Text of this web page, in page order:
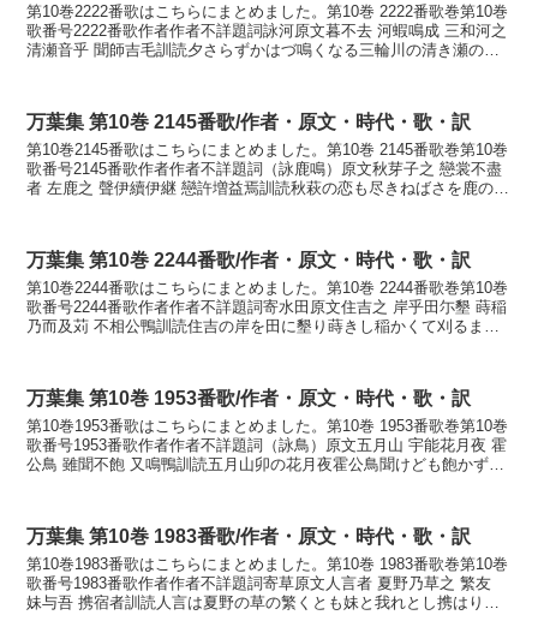
第10巻2222番歌はこちらにまとめました。第10巻 2222番歌巻第10巻
歌番号2222番歌作者作者不詳題詞詠河原文暮不去 河蝦鳴成 三和河之
清瀬音乎 聞師吉毛訓読夕さらずかはづ鳴くなる三輪川の清き瀬の音
万葉集 第10巻 2145番歌/作者・原文・時代・歌・訳
第10巻2145番歌はこちらにまとめました。第10巻 2145番歌巻第10巻
歌番号2145番歌作者作者不詳題詞（詠鹿鳴）原文秋芽子之 戀裳不盡
者 左鹿之 聲伊續伊継 戀許増益焉訓読秋萩の恋も尽きねばさを鹿の声
万葉集 第10巻 2244番歌/作者・原文・時代・歌・訳
第10巻2244番歌はこちらにまとめました。第10巻 2244番歌巻第10巻
歌番号2244番歌作者作者不詳題詞寄水田原文住吉之 岸乎田尓墾 蒔稲
乃而及苅 不相公鴨訓読住吉の岸を田に墾り蒔きし稲かくて刈るまで
万葉集 第10巻 1953番歌/作者・原文・時代・歌・訳
第10巻1953番歌はこちらにまとめました。第10巻 1953番歌巻第10巻
歌番号1953番歌作者作者不詳題詞（詠鳥）原文五月山 宇能花月夜 霍
公鳥 雖聞不飽 又鳴鴨訓読五月山卯の花月夜霍公鳥聞けども飽かずま
万葉集 第10巻 1983番歌/作者・原文・時代・歌・訳
第10巻1983番歌はこちらにまとめました。第10巻 1983番歌巻第10巻
歌番号1983番歌作者作者不詳題詞寄草原文人言者 夏野乃草之 繁友
妹与吾 携宿者訓読人言は夏野の草の繁くとも妹と我れとし携はり寝